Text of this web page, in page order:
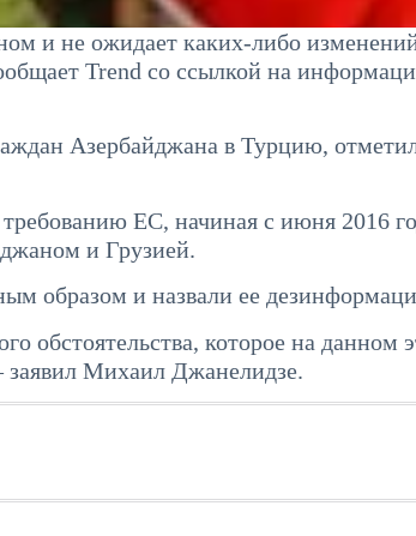
и не ожидает каких-либо
Trend со ссылкой на
Азербайджана в Турцию,
ЕС, начиная с июня 2016
и Грузией.
образом и назвали ее
обстоятельства, которое на данном
Михаил Джанелидзе.